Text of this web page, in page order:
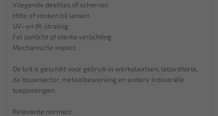
Vliegende deeltjes of scherven
Hitte of vonken bij lassen
UV- en IR-straling
Fel zonlicht of sterke verlichting
Mechanische impact
De bril is geschikt voor gebruik in werkplaatsen, laboratoria,
de bouwsector, metaalbewerking en andere industriële
toepassingen.
Relevante normen: